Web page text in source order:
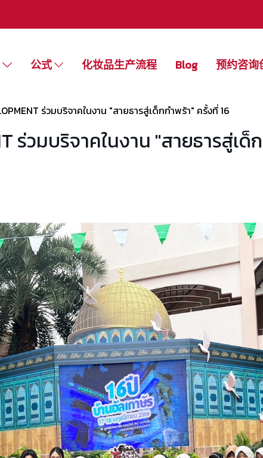
公式 化妆品生产流程 Blog 预约咨询
ร่วมบริจาคในงาน "สายธารสู่เด็กกำพร้า" ครั้งที่ 16
ร่วมบริจาคในงาน "สายธารสู่เ